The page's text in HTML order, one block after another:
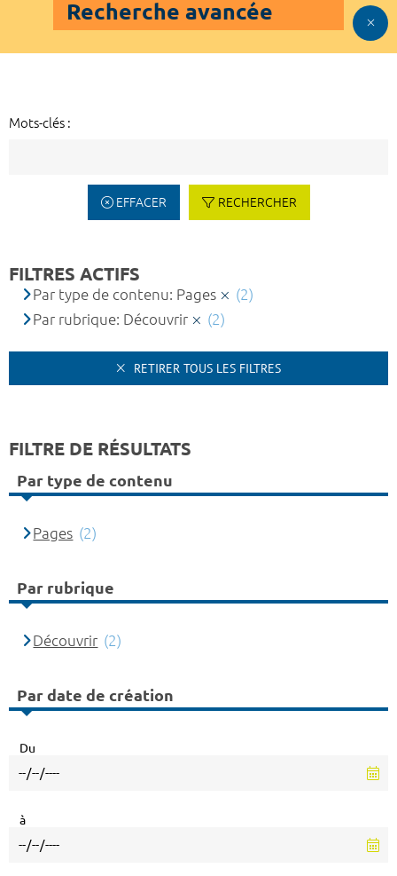
Recherche avancée
Mots-clés :
EFFACER RECHERCHER
FILTRES ACTIFS
Par type de contenu: Pages
(2)
Par rubrique: Découvrir
(2)
RETIRER TOUS LES FILTRES
FILTRE DE RÉSULTATS
Par type de contenu
Pages (2)
Par rubrique
Découvrir (2)
Par date de création
Du
à